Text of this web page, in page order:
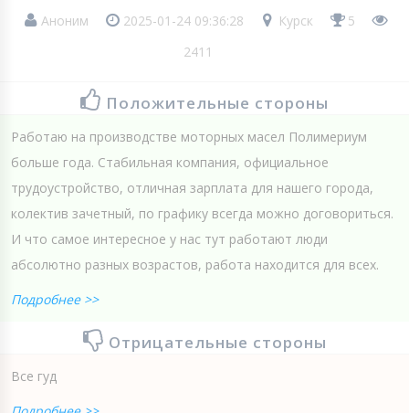
Аноним 2025-01-24 09:36:28 Курск
5
2411
Положительные стороны
Работаю на производстве моторных масел Полимериум
больше года. Стабильная компания, официальное
трудоустройство, отличная зарплата для нашего города,
колектив зачетный, по графику всегда можно договориться.
И что самое интересное у нас тут работают люди
абсолютно разных возрастов, работа находится для всех.
Подробнее >>
Отрицательные стороны
Все гуд